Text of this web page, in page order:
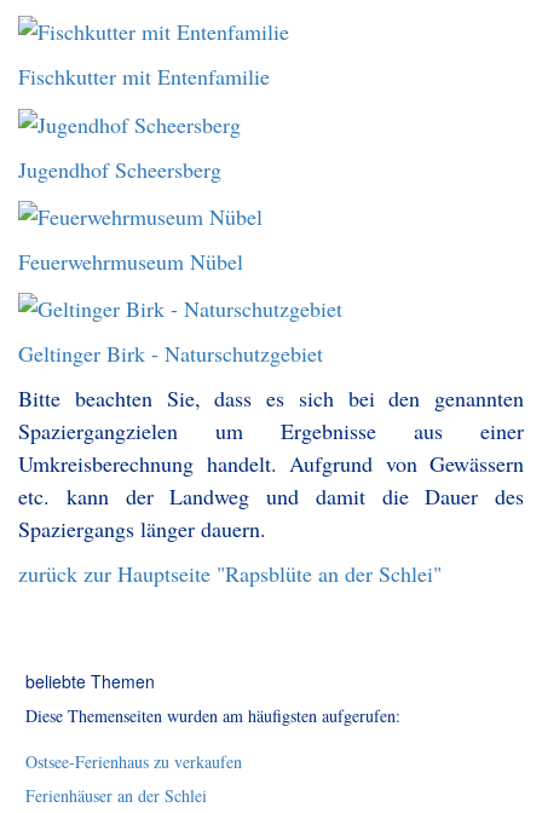
Fischkutter mit Entenfamilie
Jugendhof Scheersberg
Feuerwehrmuseum Nübel
Geltinger Birk - Naturschutzgebiet
Bitte beachten Sie, dass es sich bei den genannten
Spaziergangzielen um Ergebnisse aus einer
Umkreisberechnung handelt. Aufgrund von Gewässern
etc. kann der Landweg und damit die Dauer des
Spaziergangs länger dauern.
zurück zur Hauptseite "Rapsblüte an der Schlei"
beliebte Themen
Diese Themenseiten wurden am häufigsten aufgerufen:
Ostsee-Ferienhaus zu verkaufen
Ferienhäuser an der Schlei